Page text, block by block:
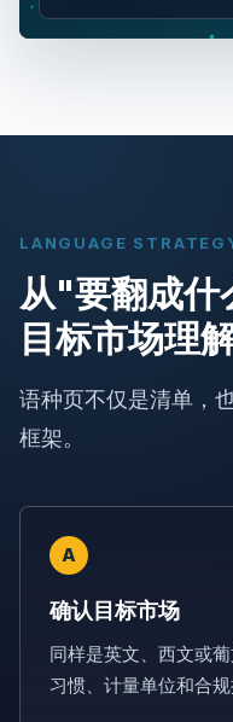
LANGUAGE
从"要翻成
目标市场理
语种页不仅是清单，
框架。
A
确认目标市场
同样是英文、西文或
习惯、计量单位和合规